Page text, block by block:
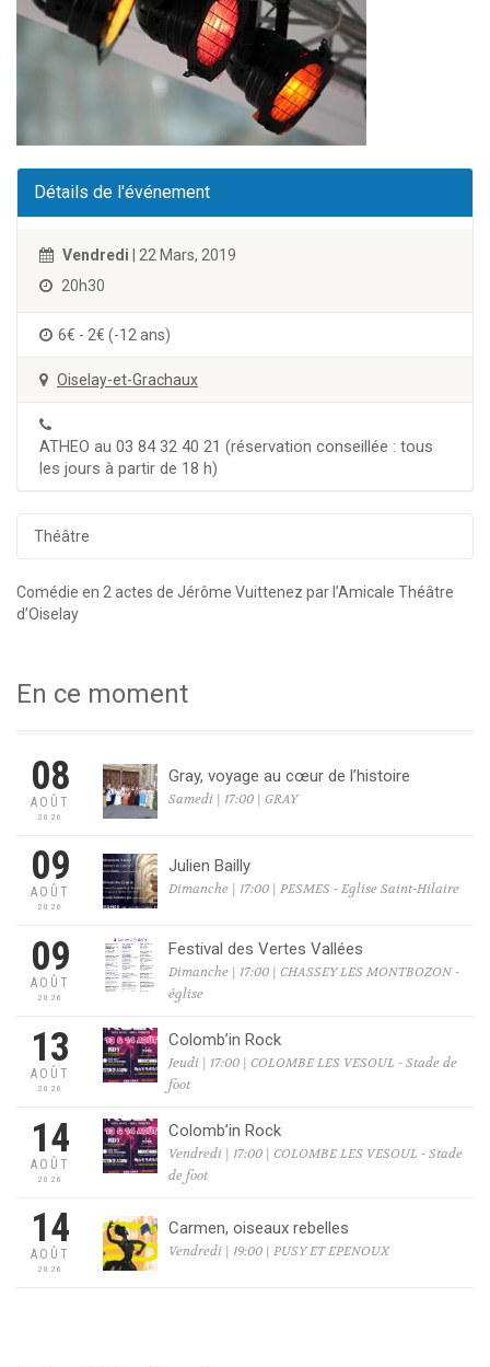
Détails de l'événement
Vendredi | 22 Mars, 2019
20h30
6€ - 2€ (-12 ans)
Oiselay-et-Grachaux
ATHEO au 03 84 32 40 21 (réservation conseillée : tous
les jours à partir de 18 h)
Théâtre
Comédie en 2 actes de Jérôme Vuittenez par l’Amicale Théâtre
d’Oiselay
En ce moment
08
AOÛT
2026
Gray, voyage au cœur de l’histoire
Samedi | 17:00 | GRAY
09
AOÛT
2026
Julien Bailly
Dimanche | 17:00 | PESMES - Eglise Saint-Hilaire
09
AOÛT
2026
Festival des Vertes Vallées
Dimanche | 17:00 | CHASSEY LES MONTBOZON -
église
13
AOÛT
2026
Colomb’in Rock
Jeudi | 17:00 | COLOMBE LES VESOUL - Stade de
foot
14
AOÛT
2026
Colomb’in Rock
Vendredi | 17:00 | COLOMBE LES VESOUL - Stade
de foot
14
AOÛT
2026
Carmen, oiseaux rebelles
Vendredi | 19:00 | PUSY ET EPENOUX